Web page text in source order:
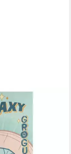
90 × 180 cm